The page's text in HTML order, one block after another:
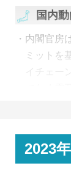
国内
内閣官房
ミットを
イチェ
とを踏ま
御低減
2023